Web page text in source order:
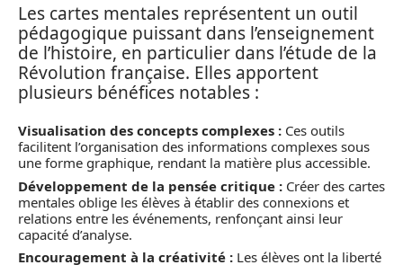
Les cartes mentales représentent un outil
pédagogique puissant dans l’enseignement
de l’histoire, en particulier dans l’étude de la
Révolution française. Elles apportent
plusieurs bénéfices notables :
Visualisation des concepts complexes : Ces outils
facilitent l’organisation des informations complexes sous
une forme graphique, rendant la matière plus accessible.
Développement de la pensée critique : Créer des cartes
mentales oblige les élèves à établir des connexions et
relations entre les événements, renfonçant ainsi leur
capacité d’analyse.
Encouragement à la créativité : Les élèves ont la liberté